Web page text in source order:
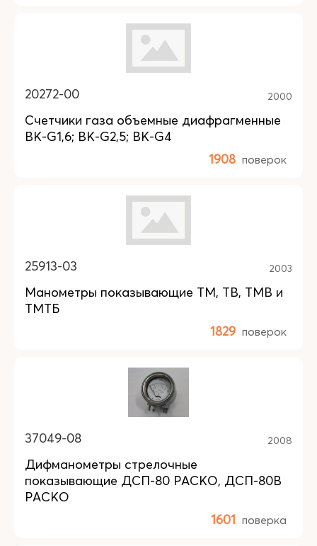
20272-00 2000
Счетчики газа объемные диафрагменные
BK-G1,6; BK-G2,5; BK-G4
1908 поверок
25913-03 2003
Манометры показывающие ТМ, ТВ, TMB и
ТМТБ
1829 поверок
37049-08 2008
Дифманометры стрелочные
показывающие ДСП-80 РАСКО, ДСП-80В
РАСКО
1601 поверка